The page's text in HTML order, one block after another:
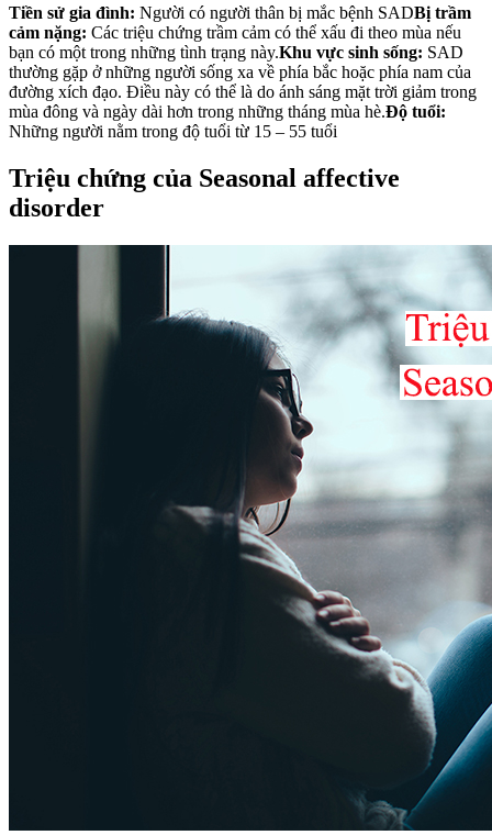
Tiền sử gia đình: Người có người thân bị mắc bệnh SADBị trầm
cảm nặng: Các triệu chứng trầm cảm có thể xấu đi theo mùa nếu
bạn có một trong những tình trạng này.Khu vực sinh sống: SAD
thường gặp ở những người sống xa về phía bắc hoặc phía nam của
đường xích đạo. Điều này có thể là do ánh sáng mặt trời giảm trong
mùa đông và ngày dài hơn trong những tháng mùa hè.Độ tuổi:
Những người nằm trong độ tuổi từ 15 – 55 tuổi
Triệu chứng của Seasonal affective
disorder